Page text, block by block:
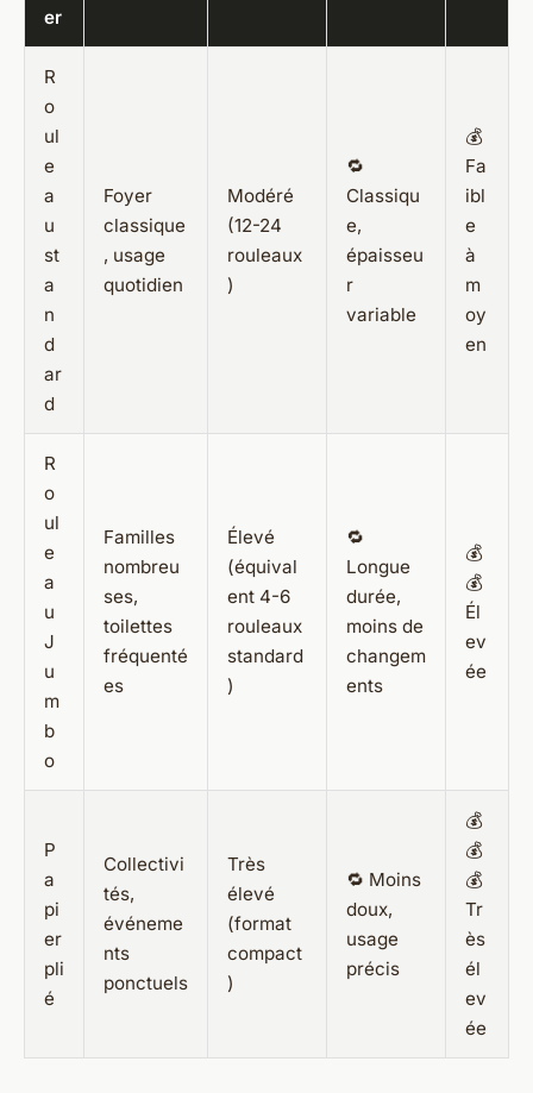
er
R
o
ul
e
a
u
st
a
n
d
ar
d
Foyer
classique
, usage
quotidien
Modéré
(12-24
rouleaux
)
🔁
Classiqu
e,
épaisseu
r
variable
💰
Fa
ibl
e
à
m
oy
en
R
o
ul
e
a
u
J
u
m
b
o
Familles
nombreu
ses,
toilettes
fréquenté
es
Élevé
(équival
ent 4-6
rouleaux
standard
)
🔁
Longue
durée,
moins de
changem
ents
💰
💰
Él
ev
ée
P
a
pi
er
pli
é
Collectivi
tés,
événeme
nts
ponctuels
Très
élevé
(format
compact
)
🔁 Moins
doux,
usage
précis
💰
💰
💰
Tr
ès
él
ev
ée